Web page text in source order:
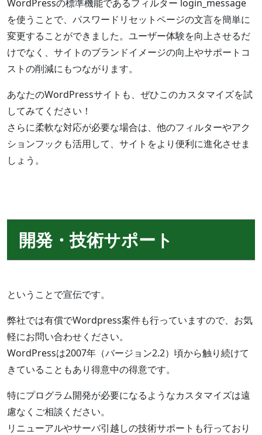
WordPressの標準機能であるフィルター login_message
を使うことで、パスワードリセットページの文言を簡単に
変更することができました。ユーザー体験を向上させるだ
けでなく、サイトのブランドイメージの向上やサポートコ
ストの削減にもつながります。
あなたのWordPressサイトも、ぜひこのカスタマイズを試
してみてください！
さらに柔軟な対応が必要な場合は、他のフィルターやアク
ションフックも活用して、サイトをより便利に進化させま
しょう。
開発・技術サポート
ということで宣伝です。
弊社では有償でWordpress案件も行っていますので、お気
軽にお問い合わせください。
WordPressは2007年（バージョン2.2）頃から触り続けて
きていることもあり得意中の得意です。
特にプログラム開発が必要になるようなカスタマイズは遠
慮なくご相談ください。
リニューアルやサーバ引越しの技術サポートも行っており